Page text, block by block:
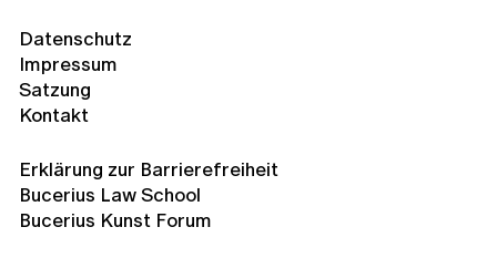
Datenschutz
Impressum
Satzung
Kontakt
Erklärung zur Barrierefreiheit
Bucerius Law School
Bucerius Kunst Forum